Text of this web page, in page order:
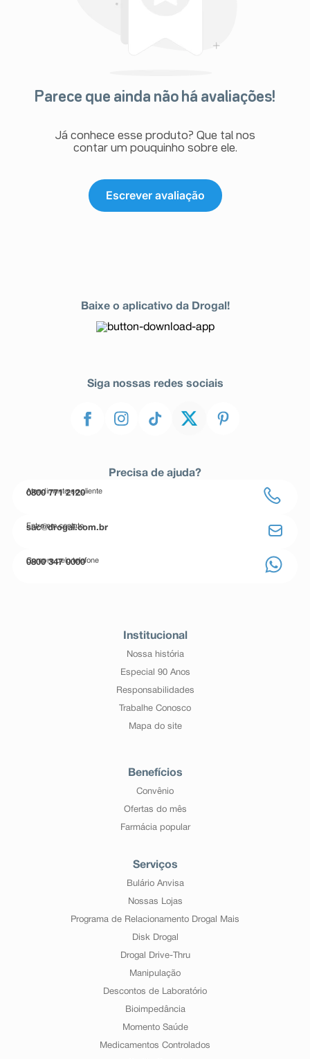
Parece que ainda não há avaliações!
Já conhece esse produto? Que tal nos
contar um pouquinho sobre ele.
Escrever avaliação
Baixe o aplicativo da Drogal!
Siga nossas redes sociais
Precisa de ajuda?
Atendimento ao cliente
0800 771 2120
Entre em contato
sac@drogal.com.br
Compre pelo telefone
0800 347 0000
Institucional
Nossa história
Especial 90 Anos
Responsabilidades
Trabalhe Conosco
Mapa do site
Benefícios
Convênio
Ofertas do mês
Farmácia popular
Serviços
Bulário Anvisa
Nossas Lojas
Programa de Relacionamento Drogal Mais
Disk Drogal
Drogal Drive-Thru
Manipulação
Descontos de Laboratório
Bioimpedância
Momento Saúde
Medicamentos Controlados